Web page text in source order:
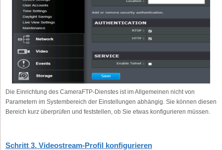
Die Einrichtung des CameraFTP-Dienstes ist im Allgemeinen nicht von
Parametern im Systembereich der Einstellungen abhängig. Sie können diesen
Bereich kurz überprüfen und feststellen, ob Sie etwas konfigurieren müssen.
Schritt 3. Videostream-Profil konfigurieren